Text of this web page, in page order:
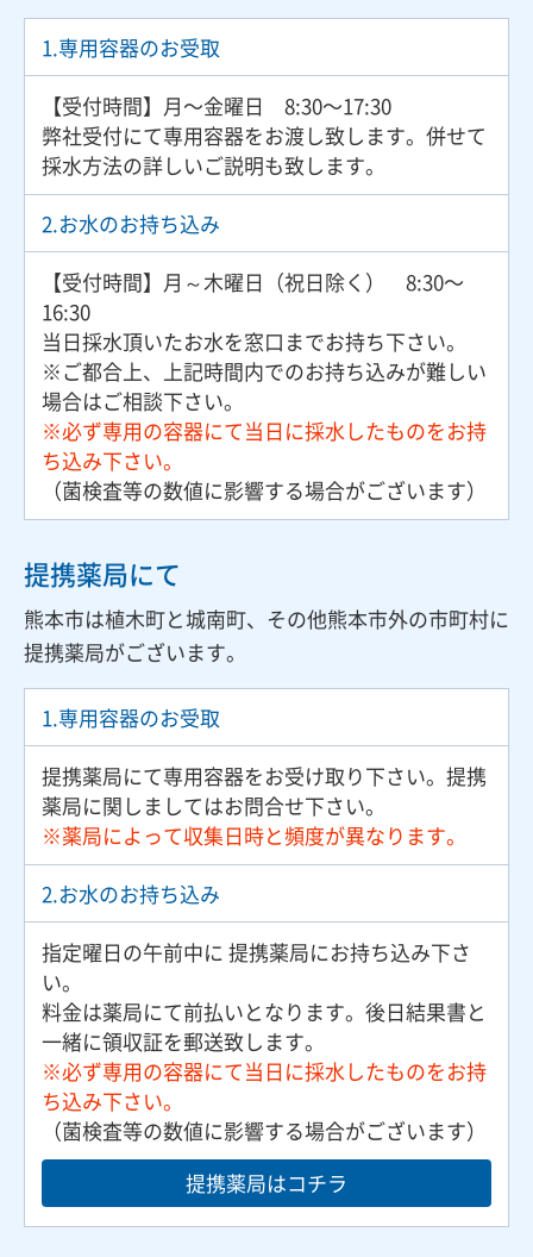
1.専用容器のお受取
【受付時間】月〜金曜日 8:30〜17:30
弊社受付にて専用容器をお渡し致します。併せて
採水方法の詳しいご説明も致します。
2.お水のお持ち込み
【受付時間】月～木曜日（祝日除く） 8:30〜
16:30
当日採水頂いたお水を窓口までお持ち下さい。
※ご都合上、上記時間内でのお持ち込みが難しい
場合はご相談下さい。
※必ず専用の容器にて当日に採水したものをお持
ち込み下さい。
（菌検査等の数値に影響する場合がございます）
提携薬局にて
熊本市は植木町と城南町、その他熊本市外の市町村に
提携薬局がございます。
1.専用容器のお受取
提携薬局にて専用容器をお受け取り下さい。提携
薬局に関しましてはお問合せ下さい。
※薬局によって収集日時と頻度が異なります。
2.お水のお持ち込み
指定曜日の午前中に 提携薬局にお持ち込み下さ
い。
料金は薬局にて前払いとなります。後日結果書と
一緒に領収証を郵送致します。
※必ず専用の容器にて当日に採水したものをお持
ち込み下さい。
（菌検査等の数値に影響する場合がございます）
提携薬局はコチラ